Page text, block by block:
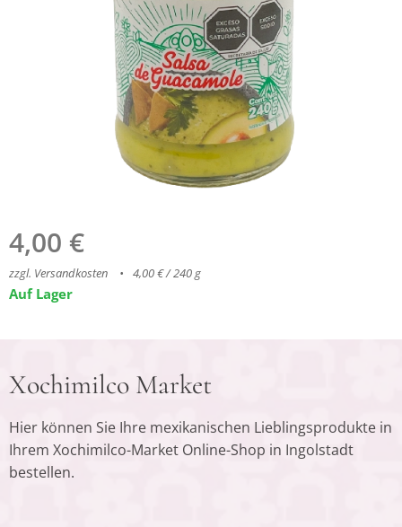
4,00 €
zzgl. Versandkosten 4,00 € / 240 g
Auf Lager
Xochimilco Market
Hier können Sie Ihre mexikanischen Lieblingsprodukte in
Ihrem Xochimilco-Market Online-Shop in Ingolstadt
bestellen.